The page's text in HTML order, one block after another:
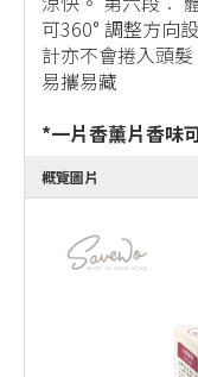
可360° 調整方向
計亦不會捲入頭
易攜易藏
*一片香薰片香味
概覽圖片